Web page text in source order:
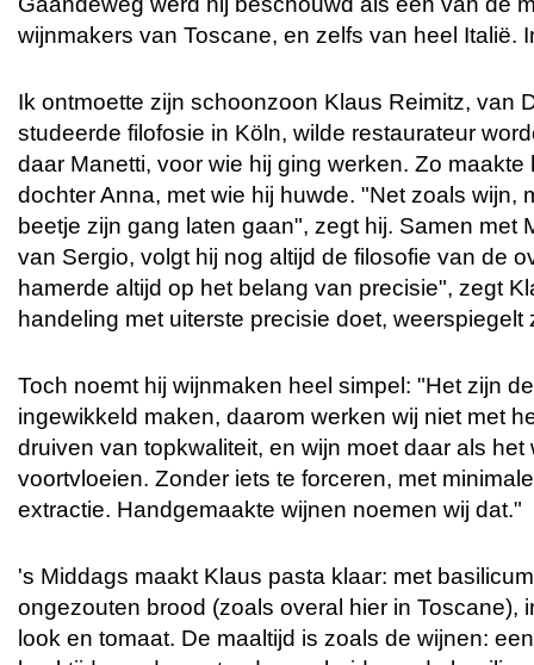
wijnmakers van Toscane, en zelfs van heel Italië.
Ik ontmoette zijn schoonzoon Klaus Reimitz, van
studeerde filofosie in Köln, wilde restaurateur
daar Manetti, voor wie hij ging werken. Zo
dochter Anna, met wie hij huwde. "Net zoals wijn,
beetje zijn gang laten gaan", zegt hij. Samen met
van Sergio, volgt hij nog altijd de filosofie van de
hamerde altijd op het belang van precisie", zegt
handeling met uiterste precisie doet,
Toch noemt hij wijnmaken heel simpel: "Het zijn
ingewikkeld maken, daarom werken wij niet met
druiven van topkwaliteit, en wijn moet daar als het
voortvloeien. Zonder iets te forceren, met
extractie. Handgemaakte wijnen noemen wij dat."
's Middags maakt Klaus pasta klaar: met
ongezouten brood (zoals overal hier in Toscane),
look en tomaat. De maaltijd is zoals de wijnen: